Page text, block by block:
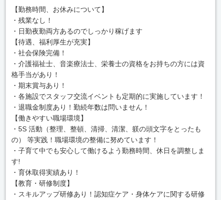
【勤務時間、お休みについて】
・残業なし！
・日勤夜勤両方あるのでしっかり稼げます
【待遇、福利厚生が充実】
・社会保険完備！
・介護福祉士、音楽療法士、栄養士の資格をお持ちの方には資
格手当があり！
・期末賞与あり！
・各施設でスタッフ交流イベントも定期的に実施しています！
・退職金制度あり！勤続年数は問いません！
【働きやすい職場環境】
・5S 活動（整理、整頓、清掃、清潔、躾の頭文字をとったも
の） 等実践！職場環境の整備に努めています！
・子育て中でも安心して働けるよう勤務時間、休日を調整しま
す!
・育休取得実績あり！
【教育・研修制度】
・スキルアップ研修あり！認知症ケア・身体ケアに関する研修